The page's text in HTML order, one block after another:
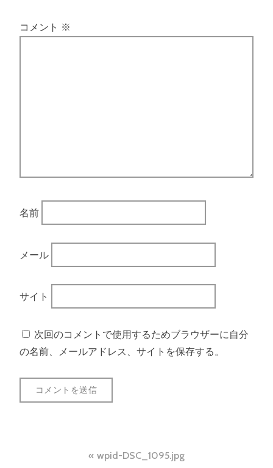
コメント ※
名前
メール
サイト
次回のコメントで使用するためブラウザーに自分
の名前、メールアドレス、サイトを保存する。
wpid-DSC_1095.jpg